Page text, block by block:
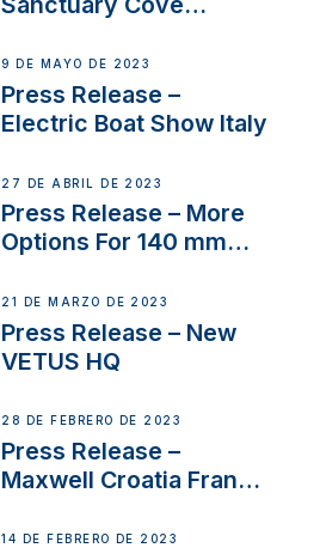
9 DE MAYO DE 2023
Press Release –
Electric Boat Show Italy
27 DE ABRIL DE 2023
Press Release – More
Options For 140 mm
21 DE MARZO DE 2023
Press Release – New
VETUS HQ
28 DE FEBRERO DE 2023
Press Release –
Maxwell Croatia France
14 DE FEBRERO DE 2023